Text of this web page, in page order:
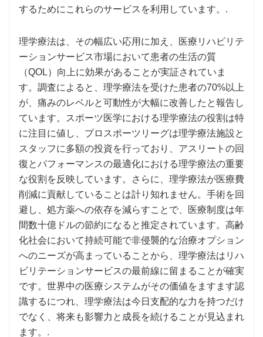
するためにこれらのサービスを利用しています。.
理学療法は、その幅広い応用に加え、医療リハビリテ
ーションサービス市場において患者の生活の質
（QOL）向上に効果があることが実証されていま
す。調査によると、理学療法を受けた患者の70%以上
が、痛みのレベルと可動性が大幅に改善したと報告し
ています。スポーツ医学における理学療法の役割は特
に注目に値し、プロスポーツリーグは理学療法施設と
スタッフに多額の投資を行っており、アスリートの回
復とパフォーマンスの最適化における理学療法の重要
な役割を反映しています。さらに、理学療法が医療費
削減に貢献していることは計り知れません。手術を回
避し、処方薬への依存を減らすことで、医療制度は年
間数十億ドルの節約になると推定されています。高齢
化社会において持続可能で非侵襲的な治療オプション
へのニーズが高まっていることから、理学療法はリハ
ビリテーションサービスの最前線に留まることが確実
です。世界中の医療システムがその価値をますます認
識するにつれ、理学療法は今日支配的な力を持つだけ
でなく、将来も影響力と成長を続けることが見込まれ
ます。.